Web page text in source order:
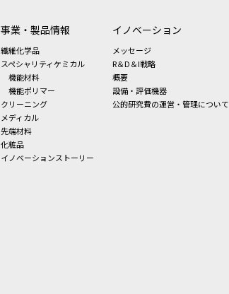
事業・製品情報
繊維化学品
スペシャリティケミカル
機能材料
機能ポリマー
クリーニング
メディカル
先端材料
化粧品
イノベーションストーリー
イノベーション
メッセージ
R＆D＆I戦略
概要
設備・評価機器
公的研究費の運営・管理について